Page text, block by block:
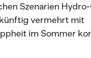
Szenarien
vermehrt mit
im Sommer